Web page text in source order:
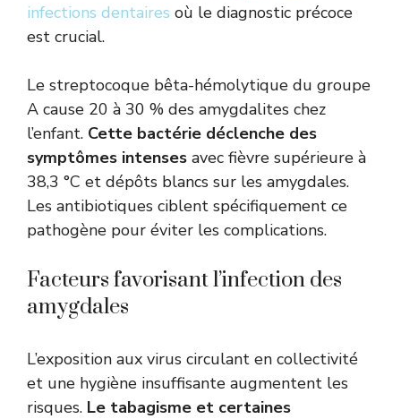
infections dentaires où le diagnostic précoce
est crucial.
Le streptocoque bêta-hémolytique du groupe
A cause 20 à 30 % des amygdalites chez
l’enfant. Cette bactérie déclenche des
symptômes intenses avec fièvre supérieure à
38,3 °C et dépôts blancs sur les amygdales.
Les antibiotiques ciblent spécifiquement ce
pathogène pour éviter les complications.
Facteurs favorisant l’infection des
amygdales
L’exposition aux virus circulant en collectivité
et une hygiène insuffisante augmentent les
risques. Le tabagisme et certaines